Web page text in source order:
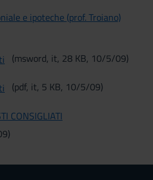
e ipoteche (prof. Troiano)
(msword, it, 28 KB, 10/5/09)
(pdf, it, 5 KB, 10/5/09)
CONSIGLIATI